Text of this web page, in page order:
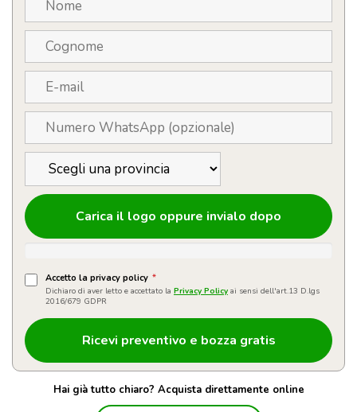
Carica il logo oppure invialo dopo
Accetto la privacy policy *
Dichiaro di aver letto e accettato la Privacy Policy ai sensi dell'art.13 D.lgs
2016/679 GDPR
Hai già tutto chiaro? Acquista direttamente online